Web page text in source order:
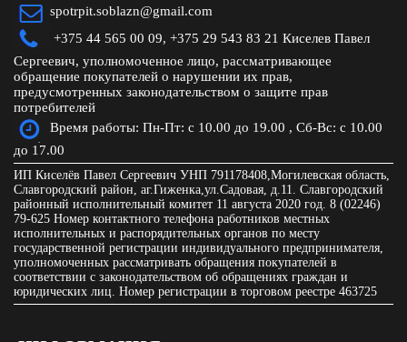
spotrpit.soblazn@gmail.com
+375 44 565 00 09, +375 29 543 83 21 Киселев Павел
Сергеевич, уполномоченное лицо, рассматривающее
обращение покупателей о нарушении их прав,
предусмотренных законодательством о защите прав
потребителей
Время работы: Пн-Пт: с 10.00 до 19.00 , Сб-Вс: с 10.00
до 17.00
ИП Киселёв Павел Сергеевич УНП 791178408,Могилевская область,
Славгородский район, аг.Гиженка,ул.Садовая, д.11. Славгородский
районный исполнительный комитет 11 августа 2020 год. 8 (02246)
79-625 Номер контактного телефона работников местных
исполнительных и распорядительных органов по месту
государственной регистрации индивидуального предпринимателя,
уполномоченных рассматривать обращения покупателей в
соответствии с законодательством об обращениях граждан и
юридических лиц. Номер регистрации в торговом реестре 463725